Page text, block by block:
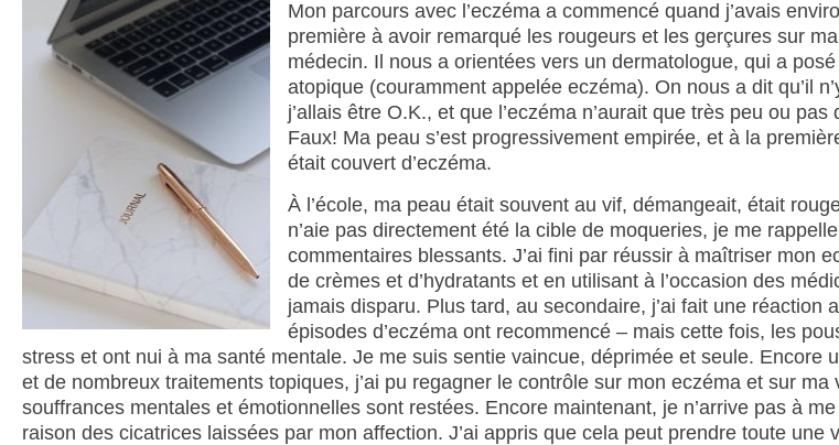
Mon parcours avec l’eczéma a commencé quand j’avais
première à avoir remarqué les rougeurs et les gerçures sur
médecin. Il nous a orientées vers un dermatologue, qui a
atopique (couramment appelée eczéma). On nous a dit qu’il
j’allais être O.K., et que l’eczéma n’aurait que très peu ou
Faux! Ma peau s’est progressivement empirée, et à la
était couvert d’eczéma.
À l’école, ma peau était souvent au vif, démangeait, était
n’aie pas directement été la cible de moqueries, je me
commentaires blessants. J’ai fini par réussir à maîtriser mon
de crèmes et d’hydratants et en utilisant à l’occasion des
jamais disparu. Plus tard, au secondaire, j’ai fait une réaction
épisodes d’eczéma ont recommencé – mais cette fois, les
stress et ont nui à ma santé mentale. Je me suis sentie vaincue, déprimée et seule. Encore
et de nombreux traitements topiques, j’ai pu regagner le contrôle sur mon eczéma et sur
souffrances mentales et émotionnelles sont restées. Encore maintenant, je n’arrive pas à
raison des cicatrices laissées par mon affection. J’ai appris que cela peut prendre toute une